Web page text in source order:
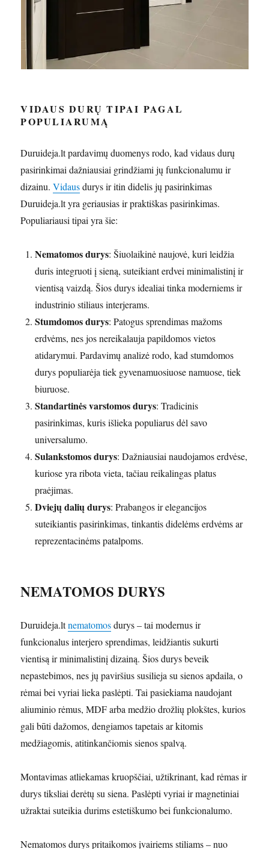
VIDAUS DURŲ TIPAI PAGAL
POPULIARUMĄ
Duruideja.lt pardavimų duomenys rodo, kad vidaus durų
pasirinkimai dažniausiai grindžiami jų funkcionalumu ir
dizainu.Vidausdurys ir itin didelis jų pasirinkimas
Duruideja.lt yra geriausias ir praktiškas pasirinkimas.
Populiariausi tipai yra šie:
Nematomos durys: Šiuolaikinė naujovė, kuri leidžia
duris integruoti į sieną, suteikiant erdvei minimalistinį ir
vientisą vaizdą. Šios durys idealiai tinka moderniems ir
industrinio stiliaus interjerams.
Stumdomos durys: Patogus sprendimas mažoms
erdvėms, nes jos nereikalauja papildomos vietos
atidarymui. Pardavimų analizė rodo, kad stumdomos
durys populiarėja tiek gyvenamuosiuose namuose, tiek
biuruose.
Standartinės varstomos durys: Tradicinis
pasirinkimas, kuris išlieka populiarus dėl savo
universalumo.
Sulankstomos durys: Dažniausiai naudojamos erdvėse,
kuriose yra ribota vieta, tačiau reikalingas platus
praėjimas.
Dviejų dalių durys: Prabangos ir elegancijos
suteikiantis pasirinkimas, tinkantis didelėms erdvėms ar
reprezentacinėms patalpoms.
NEMATOMOS DURYS
Duruideja.ltnematomosdurys – tai modernus ir
funkcionalus interjero sprendimas, leidžiantis sukurti
vientisą ir minimalistinį dizainą. Šios durys beveik
nepastebimos, nes jų paviršius susilieja su sienos apdaila, o
rėmai bei vyriai lieka paslėpti. Tai pasiekiama naudojant
aliuminio rėmus, MDF arba medžio drožlių plokštes, kurios
gali būti dažomos, dengiamos tapetais ar kitomis
medžiagomis, atitinkančiomis sienos spalvą.
Montavimas atliekamas kruopščiai, užtikrinant, kad rėmas ir
durys tiksliai derėtų su siena. Paslėpti vyriai ir magnetiniai
užraktai suteikia durims estetiškumo bei funkcionalumo.
Nematomos durys pritaikomos įvairiems stiliams – nuo